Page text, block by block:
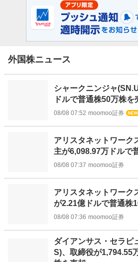
外国株ニュース
シャークニンジャ
ドルで普通株50万株を
08/08 07:52 moomoo証券
アリスタネットワーク
主が6,098.97万ドルで
08/08 07:37 moomoo証券
アリスタネットワーク
が2.21億ドルで普通株
08/08 07:36 moomoo証券
ダイアンサス・セラピ
S)、取締役が1,794.55